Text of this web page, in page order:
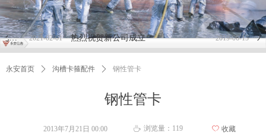
2021-02-01
住房和城乡建设部关于进一步深化工程建设项目 审批制度改革推进全流程在线审批的通知 2019-06-15
热烈祝贺新公司成立 水
钢性管卡
永安首页 ꄲ 沟槽卡箍配件 ꄲ 钢性管卡
2013年7月21日 00:00 ꄘ 浏览量： 119 ꄀ 收藏